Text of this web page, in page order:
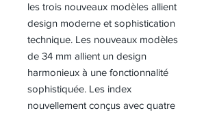
les trois nouveaux modèles allient
design moderne et sophistication
technique. Les nouveaux modèles
de 34 mm allient un design
harmonieux à une fonctionnalité
sophistiquée. Les index
nouvellement conçus avec quatre